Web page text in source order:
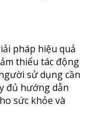
pháp hiệu quả
thiểu tác động
sử dụng cần
đủ hướng dẫn
sức khỏe và